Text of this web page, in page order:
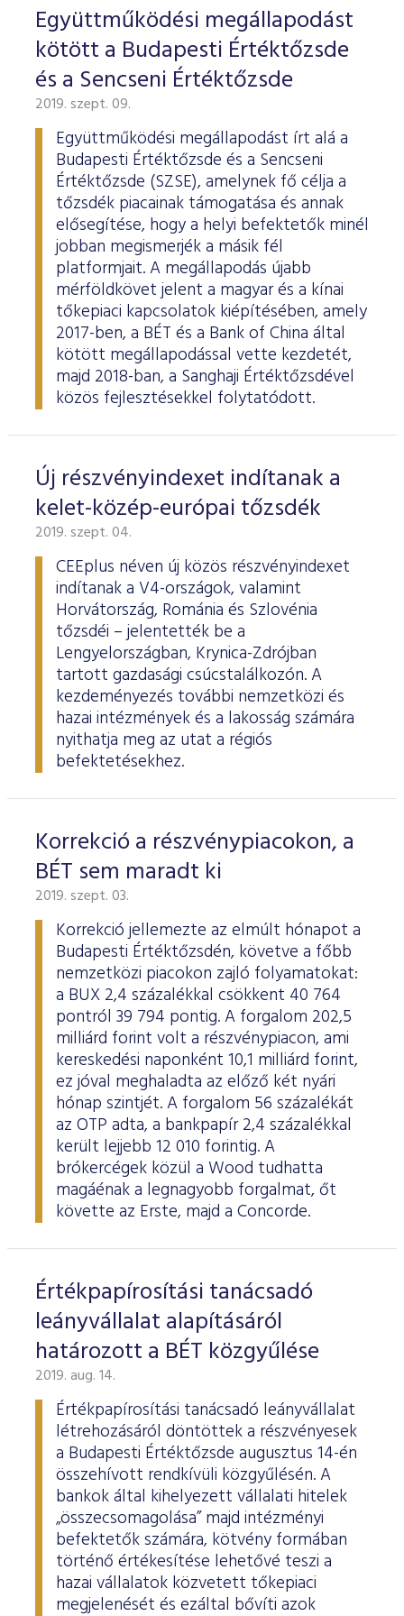
ESG Útmutató
Együttműködési megállapodást
kötött a Budapesti Értéktőzsde
és a Sencseni Értéktőzsde
2019. szept. 09.
Együttműködési megállapodást írt alá a
Budapesti Értéktőzsde és a Sencseni
Értéktőzsde (SZSE), amelynek fő célja a
tőzsdék piacainak támogatása és annak
elősegítése, hogy a helyi befektetők minél
jobban megismerjék a másik fél
platformjait. A megállapodás újabb
mérföldkövet jelent a magyar és a kínai
tőkepiaci kapcsolatok kiépítésében, amely
2017-ben, a BÉT és a Bank of China által
kötött megállapodással vette kezdetét,
majd 2018-ban, a Sanghaji Értéktőzsdével
közös fejlesztésekkel folytatódott.
Új részvényindexet indítanak a
kelet-közép-európai tőzsdék
2019. szept. 04.
CEEplus néven új közös részvényindexet
indítanak a V4-országok, valamint
Horvátország, Románia és Szlovénia
tőzsdéi – jelentették be a
Lengyelországban, Krynica-Zdrójban
tartott gazdasági csúcstalálkozón. A
kezdeményezés további nemzetközi és
hazai intézmények és a lakosság számára
nyithatja meg az utat a régiós
befektetésekhez.
Korrekció a részvénypiacokon, a
BÉT sem maradt ki
2019. szept. 03.
Korrekció jellemezte az elmúlt hónapot a
Budapesti Értéktőzsdén, követve a főbb
nemzetközi piacokon zajló folyamatokat:
a BUX 2,4 százalékkal csökkent 40 764
pontról 39 794 pontig. A forgalom 202,5
milliárd forint volt a részvénypiacon, ami
kereskedési naponként 10,1 milliárd forint,
ez jóval meghaladta az előző két nyári
hónap szintjét. A forgalom 56 százalékát
az OTP adta, a bankpapír 2,4 százalékkal
került lejjebb 12 010 forintig. A
brókercégek közül a Wood tudhatta
magáénak a legnagyobb forgalmat, őt
követte az Erste, majd a Concorde.
Értékpapírosítási tanácsadó
leányvállalat alapításáról
határozott a BÉT közgyűlése
2019. aug. 14.
Értékpapírosítási tanácsadó leányvállalat
létrehozásáról döntöttek a részvényesek
a Budapesti Értéktőzsde augusztus 14-én
összehívott rendkívüli közgyűlésén. A
bankok által kihelyezett vállalati hitelek
„összecsomagolása” majd intézményi
befektetők számára, kötvény formában
történő értékesítése lehetővé teszi a
hazai vállalatok közvetett tőkepiaci
megjelenését és ezáltal bővíti azok